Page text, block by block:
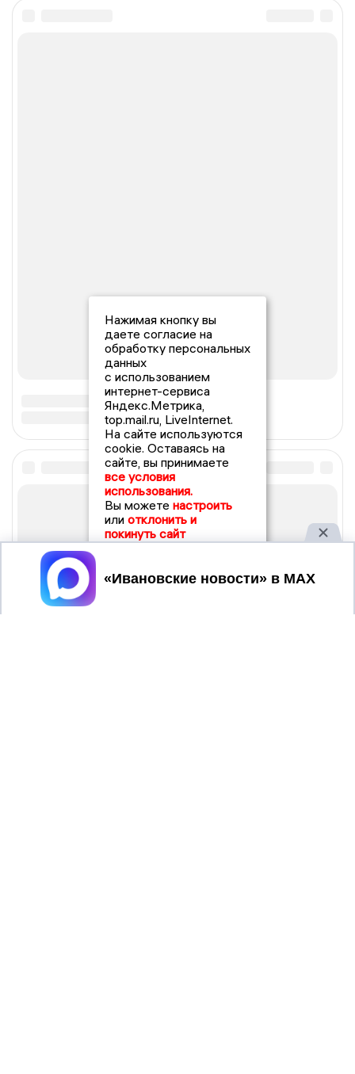
Нажимая кнопку вы
даете согласие на
обработку персональных
данных
с использованием
интернет-сервиса
Яндекс.Метрика,
top.mail.ru, LiveInternet.
На сайте используются
cookie. Оставаясь на
сайте, вы принимаете
все условия
использования.
Вы можете настроить
или отклонить и
покинуть сайт
Принять